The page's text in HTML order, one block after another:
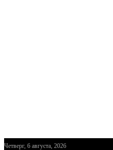
Четверг, 6 августа, 2026